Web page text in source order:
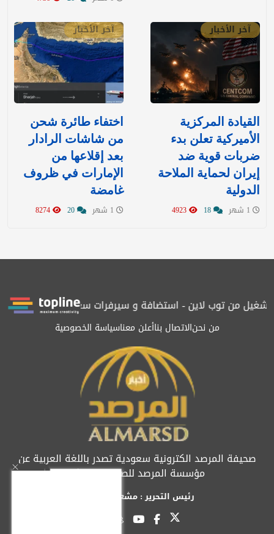
آخر الأخبار
القيادة المركزية
الأميركية تعلن بدء
ضربات قوية ضد
إيران لحماية الملاحة
الدولية
آخر الأخبار
اختفاء طائرة شحن
من شاشات الرادار
بعد إقلاعها من
الإمارات في ظروف
غامضة
من توب لاين - استضافة و سيرفرات سعوديةالمرصد حاصلة على
من نحنالاتصال بناأعلن معناسياسة الخصوصية
صحيفة المرصد الكترونية سعودية تصدر باللغة العربية عن
مؤسسة المرصد للصحافة والنشر
رئيس التحرير : مشعل العريفي